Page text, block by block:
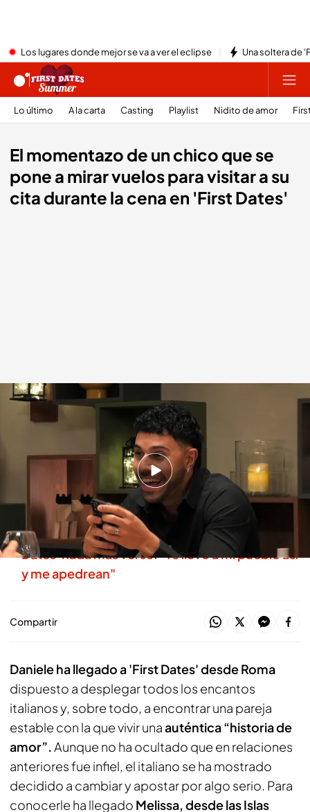
Los lugares donde mejor se va a ver el eclipse Una soltera de
Lo último A la carta Casting Playlist Nidito de amor
El momentazo de un chico que se
pone a mirar vuelos para visitar a su
cita durante la cena en 'First Dates'
La conexión entre Melissa y Daniele
22 ENE 2026 - 23:20h.
Daniele comienza a buscar vuelos con el
teléfono para visitar a su cita, Melissa
Máxima tensión entre dos solteros de 'First
Dates' nada más verse: "Te llevo a mi pueblo así
y me apedrean"
Compartir
Daniele ha llegado a 'First Dates' desde Roma
dispuesto a desplegar todos los encantos
italianos y, sobre todo, a encontrar una pareja
estable con la que vivir unaauténtica “historia de
amor”.Aunque no ha ocultado que en relaciones
anteriores fue infiel, el italiano se ha mostrado
decidido a cambiar y apostar por algo serio. Para
conocerle ha llegado Melissa, desde las Islas